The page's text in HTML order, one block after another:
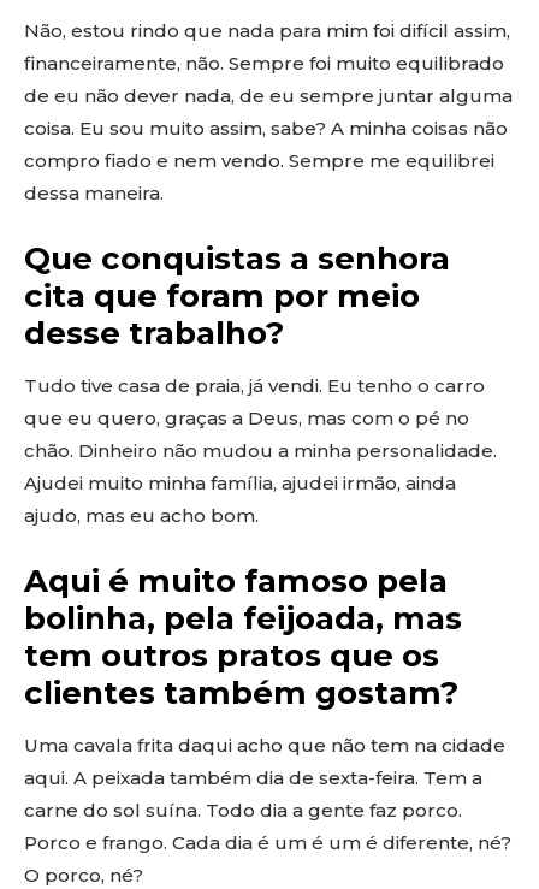
Não, estou rindo que nada para mim foi difícil assim,
financeiramente, não. Sempre foi muito equilibrado
de eu não dever nada, de eu sempre juntar alguma
coisa. Eu sou muito assim, sabe? A minha coisas não
compro fiado e nem vendo. Sempre me equilibrei
dessa maneira.
Que conquistas a senhora
cita que foram por meio
desse trabalho?
Tudo tive casa de praia, já vendi. Eu tenho o carro
que eu quero, graças a Deus, mas com o pé no
chão. Dinheiro não mudou a minha personalidade.
Ajudei muito minha família, ajudei irmão, ainda
ajudo, mas eu acho bom.
Aqui é muito famoso pela
bolinha, pela feijoada, mas
tem outros pratos que os
clientes também gostam?
Uma cavala frita daqui acho que não tem na cidade
aqui. A peixada também dia de sexta-feira. Tem a
carne do sol suína. Todo dia a gente faz porco.
Porco e frango. Cada dia é um é um é diferente, né?
O porco, né?